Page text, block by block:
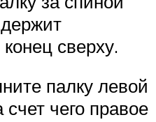
сверху.
палку левой
счет чего правое